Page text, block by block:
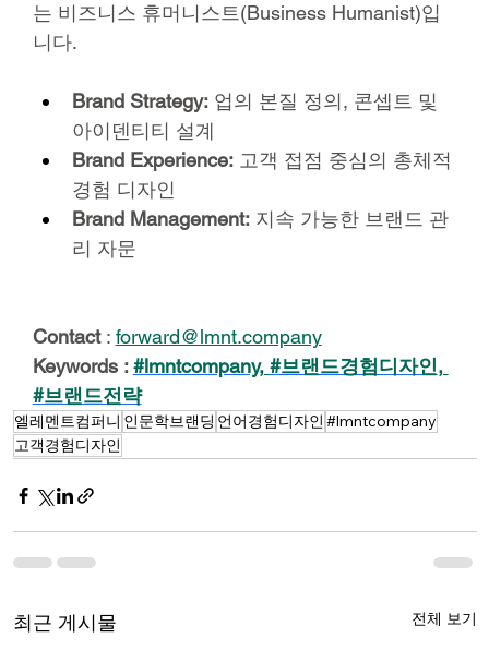
는 비즈니스 휴머니스트(Business Humanist)입
니다.
Brand Strategy: 업의 본질 정의, 콘셉트 및
아이덴티티 설계
Brand Experience: 고객 접점 중심의 총체적
경험 디자인
Brand Management: 지속 가능한 브랜드 관
리 자문
Contact : forward@lmnt.company
Keywords : #lmntcompany, #브랜드경험디자인,
#브랜드전략
엘레멘트컴퍼니 인문학브랜딩 언어경험디자인 #lmntcompany
고객경험디자인
최근 게시물 전체 보기